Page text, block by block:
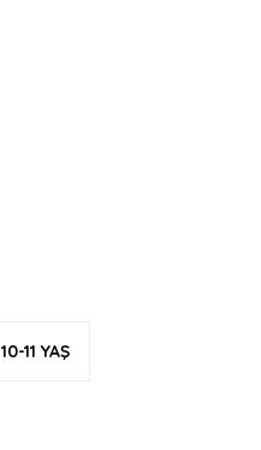
10-11 YAŞ